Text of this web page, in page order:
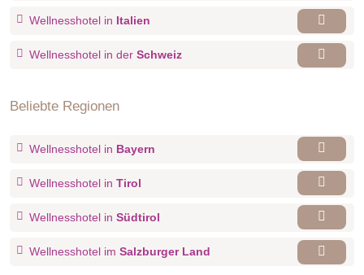
Wellnesshotel in Italien
Wellnesshotel in der Schweiz
Beliebte Regionen
Wellnesshotel in Bayern
Wellnesshotel in Tirol
Wellnesshotel in Südtirol
Wellnesshotel im Salzburger Land